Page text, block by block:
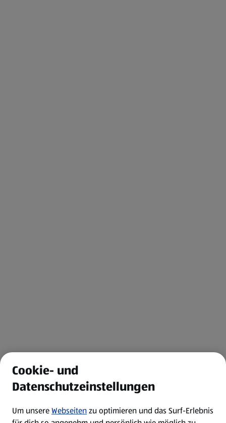
Cookie- und
Datenschutzeinstellungen
Um unsereWebseitenzu optimieren und das Surf-Erlebnis